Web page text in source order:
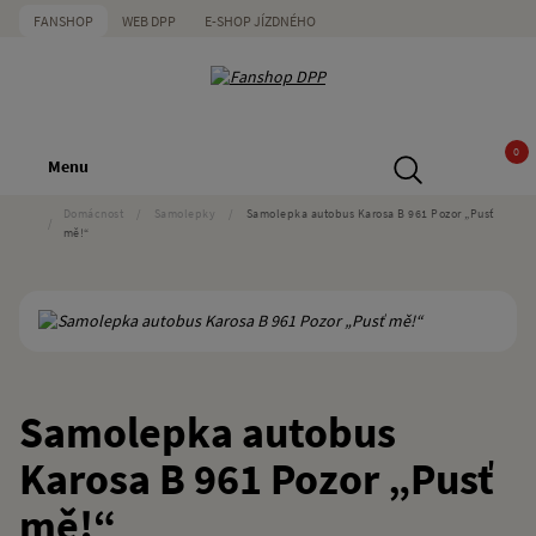
FANSHOP WEB DPP E-SHOP JÍZDNÉHO
Menu
0
Domácnost Samolepky
Samolepka autobus Karosa B 961 Pozor „Pusť
mě!“
Samolepka autobus
Karosa B 961 Pozor „Pusť